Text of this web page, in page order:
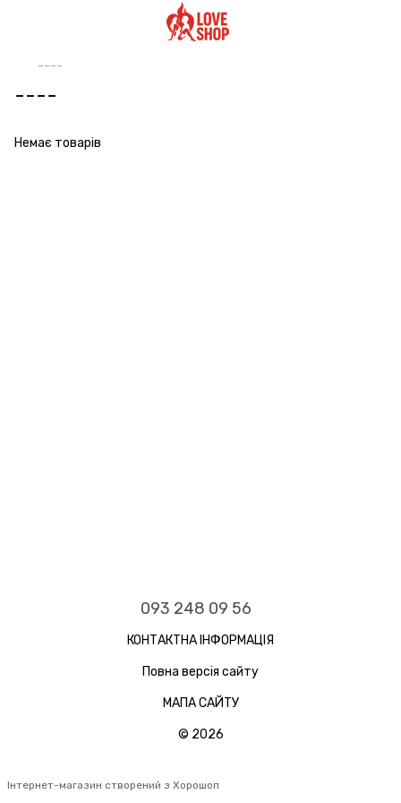
----
----
Немає товарів
093 248 09 56
КОНТАКТНА ІНФОРМАЦІЯ
Повна версія сайту
МАПА САЙТУ
© 2026
Інтернет-магазин створений з Хорошоп